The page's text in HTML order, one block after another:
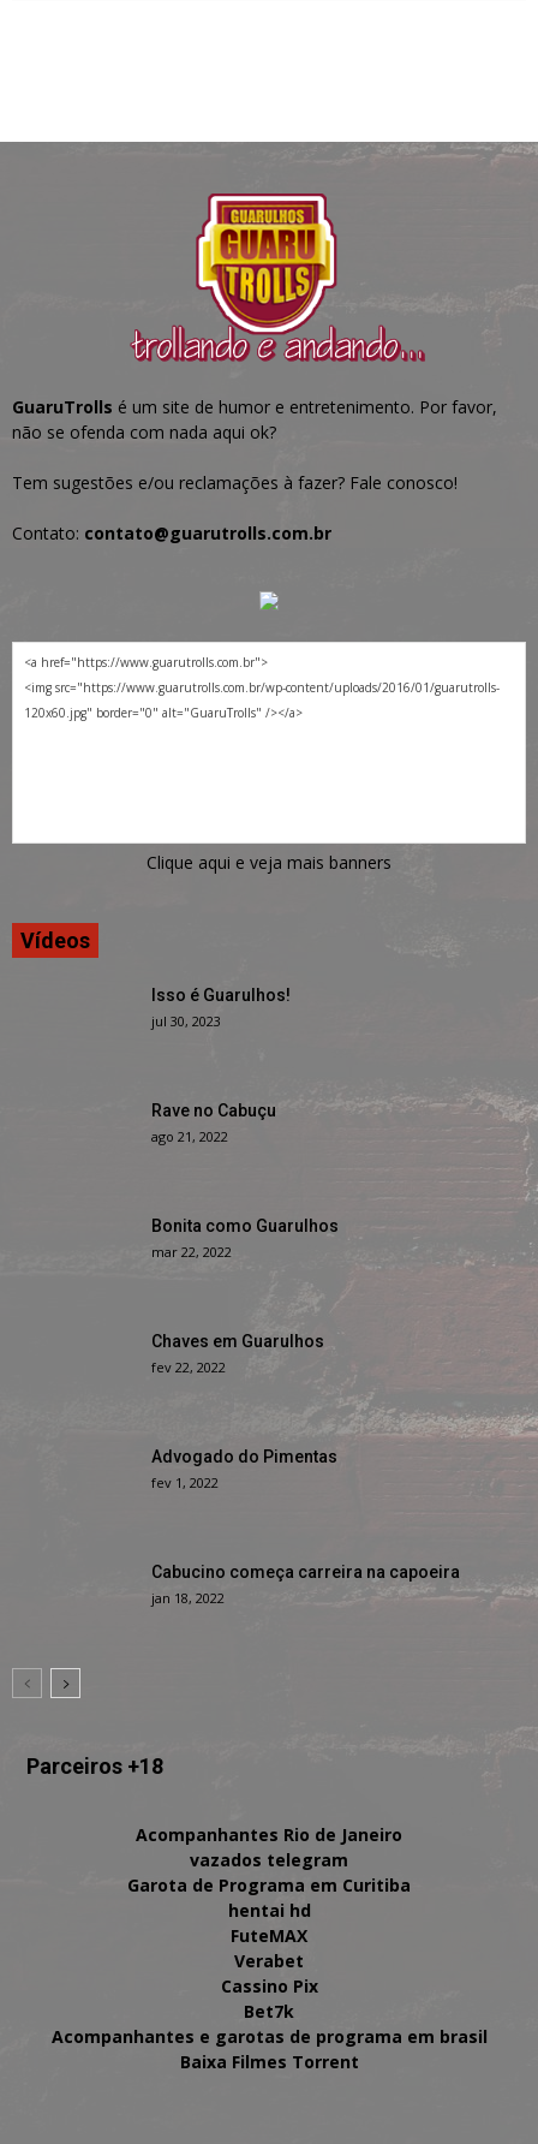
GuaruTrolls é um site de humor e entretenimento. Por favor,
não se ofenda com nada aqui ok?
Tem sugestões e/ou reclamações à fazer? Fale conosco!
Contato: contato@guarutrolls.com.br
Clique aqui e veja mais banners
Vídeos
Isso é Guarulhos!
jul 30, 2023
Rave no Cabuçu
ago 21, 2022
Bonita como Guarulhos
mar 22, 2022
Chaves em Guarulhos
fev 22, 2022
Advogado do Pimentas
fev 1, 2022
Cabucino começa carreira na capoeira
jan 18, 2022
Parceiros +18
Acompanhantes Rio de Janeiro
vazados telegram
Garota de Programa em Curitiba
hentai hd
FuteMAX
Verabet
Cassino Pix
Bet7k
Acompanhantes e garotas de programa em brasil
Baixa Filmes Torrent